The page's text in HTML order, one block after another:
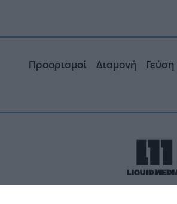
Προορισμοί Διαμονή Γεύση